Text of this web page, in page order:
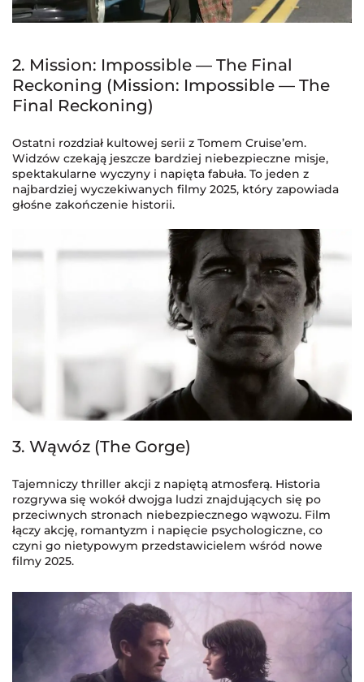
2. Mission: Impossible — The Final
Reckoning (Mission: Impossible — The
Final Reckoning)
Ostatni rozdział kultowej serii z Tomem Cruise’em.
Widzów czekają jeszcze bardziej niebezpieczne misje,
spektakularne wyczyny i napięta fabuła. To jeden z
najbardziej wyczekiwanych filmy 2025, który zapowiada
głośne zakończenie historii.
3. Wąwóz (The Gorge)
Tajemniczy thriller akcji z napiętą atmosferą. Historia
rozgrywa się wokół dwojga ludzi znajdujących się po
przeciwnych stronach niebezpiecznego wąwozu. Film
łączy akcję, romantyzm i napięcie psychologiczne, co
czyni go nietypowym przedstawicielem wśród nowe
filmy 2025.